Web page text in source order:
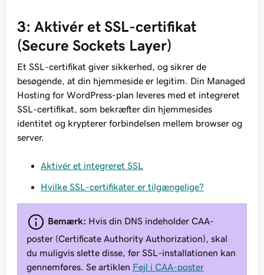
3: Aktivér et SSL-certifikat
(Secure Sockets Layer)
Et SSL-certifikat giver sikkerhed, og sikrer de
besøgende, at din hjemmeside er legitim. Din Managed
Hosting for WordPress-plan leveres med et integreret
SSL-certifikat, som bekræfter din hjemmesides
identitet og krypterer forbindelsen mellem browser og
server.
Aktivér et integreret SSL
Hvilke SSL-certifikater er tilgængelige?
Bemærk: Hvis din DNS indeholder CAA-
poster (Certificate Authority Authorization), skal
du muligvis slette disse, før SSL-installationen kan
gennemføres. Se artiklen Fejl i CAA-poster